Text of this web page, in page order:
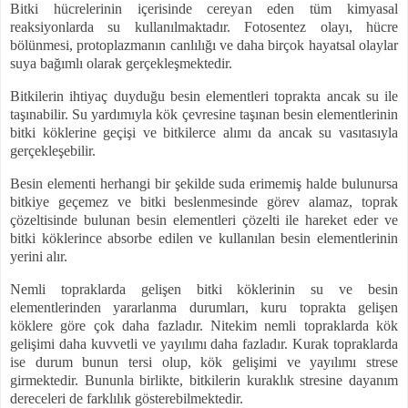
Bitki hücrelerinin içerisinde cereyan eden tüm kimyasal
reaksiyonlarda su kullanılmaktadır. Fotosentez olayı, hücre
bölünmesi, protoplazmanın canlılığı ve daha birçok hayatsal olaylar
suya bağımlı olarak gerçekleşmektedir.
Bitkilerin ihtiyaç duyduğu besin elementleri toprakta ancak su ile
taşınabilir. Su yardımıyla kök çevresine taşınan besin elementlerinin
bitki köklerine geçişi ve bitkilerce alımı da ancak su vasıtasıyla
gerçekleşebilir.
Besin elementi herhangi bir şekilde suda erimemiş halde bulunursa
bitkiye geçemez ve bitki beslenmesinde görev alamaz, toprak
çözeltisinde bulunan besin elementleri çözelti ile hareket eder ve
bitki köklerince absorbe edilen ve kullanılan besin elementlerinin
yerini alır.
Nemli topraklarda gelişen bitki köklerinin su ve besin
elementlerinden yararlanma durumları, kuru toprakta gelişen
köklere göre çok daha fazladır. Nitekim nemli topraklarda kök
gelişimi daha kuvvetli ve yayılımı daha fazladır. Kurak topraklarda
ise durum bunun tersi olup, kök gelişimi ve yayılımı strese
girmektedir. Bununla birlikte, bitkilerin kuraklık stresine dayanım
dereceleri de farklılık gösterebilmektedir.